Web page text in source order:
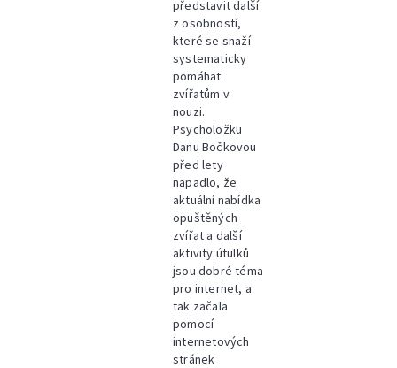
představit další
z osobností,
které se snaží
systematicky
pomáhat
zvířatům v
nouzi.
Psycholožku
Danu Bočkovou
před lety
napadlo, že
aktuální nabídka
opuštěných
zvířat a další
aktivity útulků
jsou dobré téma
pro internet, a
tak začala
pomocí
internetových
stránek